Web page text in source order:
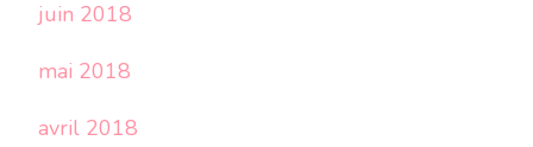
juin 2018
mai 2018
avril 2018